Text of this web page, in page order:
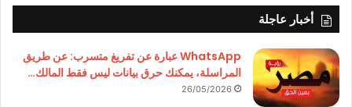
أخبار عاجلة
WhatsApp عبارة عن تفريغ متسرب: عن طريق
المراسلة، يمكنك حرق بيانات ليس فقط المالك…
26/05/2026